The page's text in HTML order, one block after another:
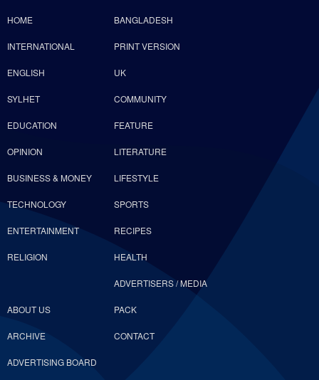
HOME BANGLADESH
INTERNATIONAL PRINT VERSION
ENGLISH UK
SYLHET COMMUNITY
EDUCATION FEATURE
OPINION LITERATURE
BUSINESS & MONEY LIFESTYLE
TECHNOLOGY SPORTS
ENTERTAINMENT RECIPES
RELIGION HEALTH
ABOUT US
ADVERTISERS / MEDIA
PACK
ARCHIVE CONTACT
ADVERTISING BOARD